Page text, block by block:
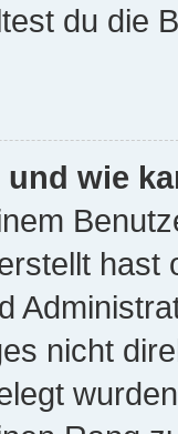
du die
und wie
nicht